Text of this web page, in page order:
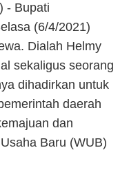
- Bupati
(6/4/2021)
Dialah Helmy
sekaligus seorang
dihadirkan untuk
daerah
dan
Baru (WUB)